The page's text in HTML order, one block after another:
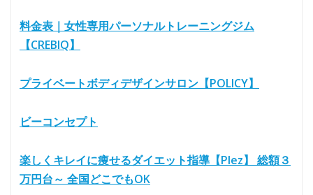
料金表｜女性専用パーソナルトレーニングジム
【CREBIQ】
プライベートボディデザインサロン【POLICY】
ビーコンセプト
楽しくキレイに痩せるダイエット指導【Plez】 総額３
万円台～ 全国どこでもOK